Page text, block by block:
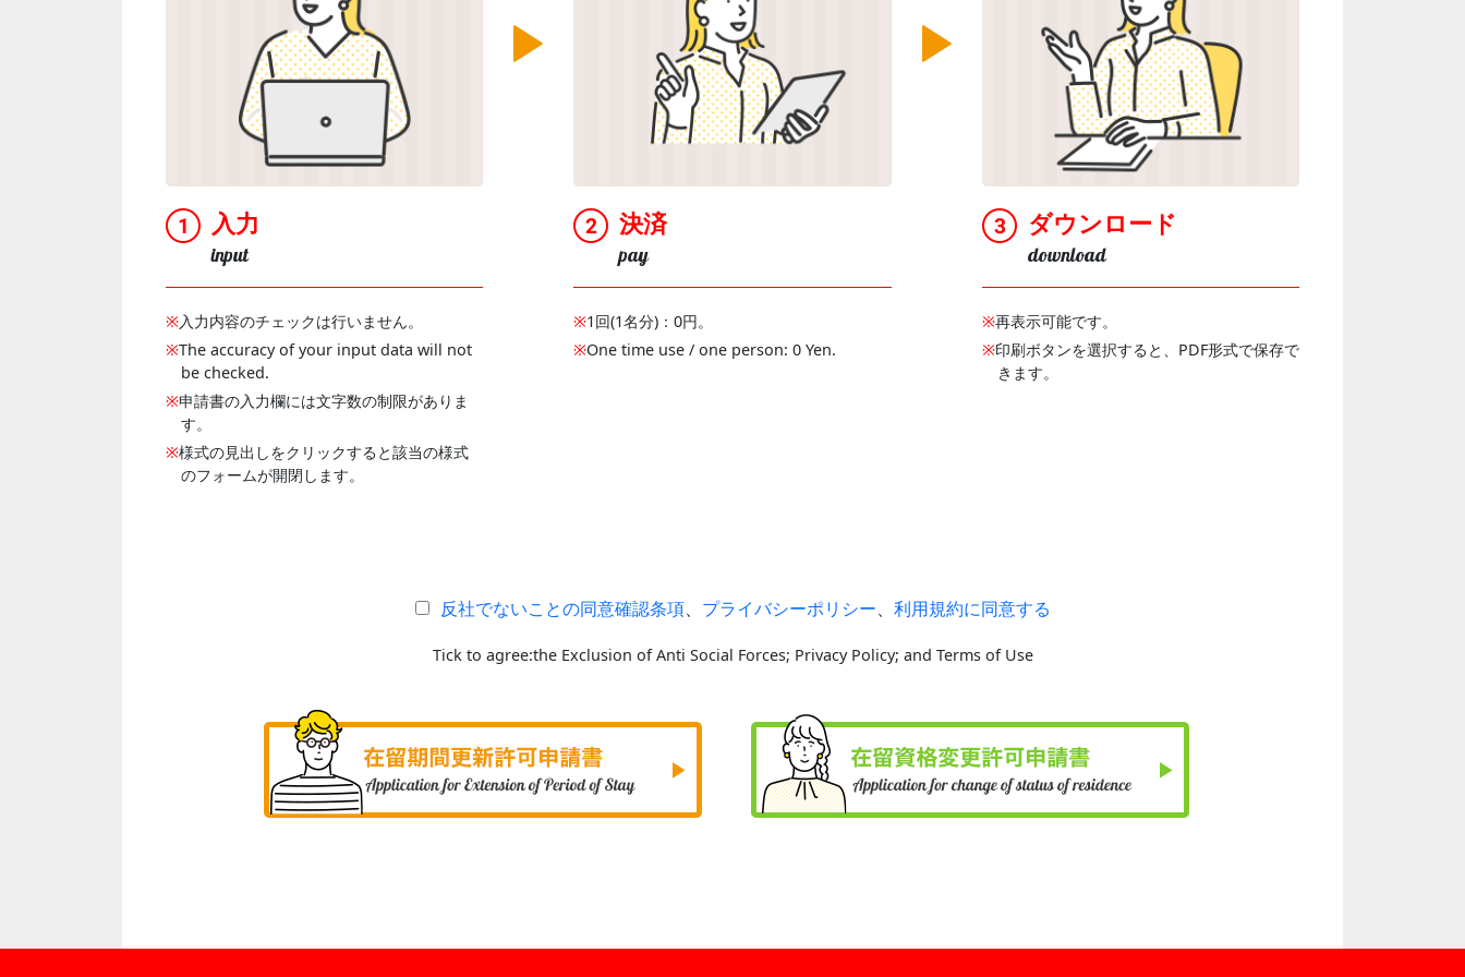
入力
input
※入力内容のチェックは行いません。
※The accuracy of your input data will not
be checked.
※申請書の入力欄には文字数の制限がありま
す。
※様式の見出しをクリックすると該当の様式
のフォームが開閉します。
決済
pay
※1回(1名分)：0円。
※One time use / one person: 0 Yen.
ダウンロード
download
※再表示可能です。
※印刷ボタンを選択すると、PDF形式で保存で
きます。
反社でないことの同意確認条項、 プライバシーポリシー、 利用規約に同意する
Tick to agree:the Exclusion of Anti Social Forces; Privacy Policy; and Terms of Use